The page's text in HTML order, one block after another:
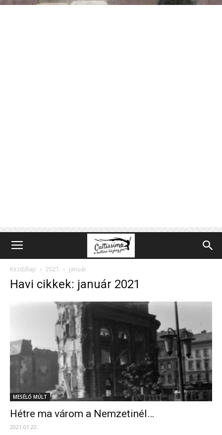
Kezdőlap 2021 január
Havi cikkek: január 2021
MESÉLŐ MÚLT
Hétre ma várom a Nemzetinél…
2021.01.22.